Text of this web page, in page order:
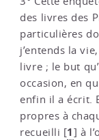
des livres des
particulières
j’entends la
livre ; le but
occasion, en
enfin il a écrit.
propres à
recueilli [1] à